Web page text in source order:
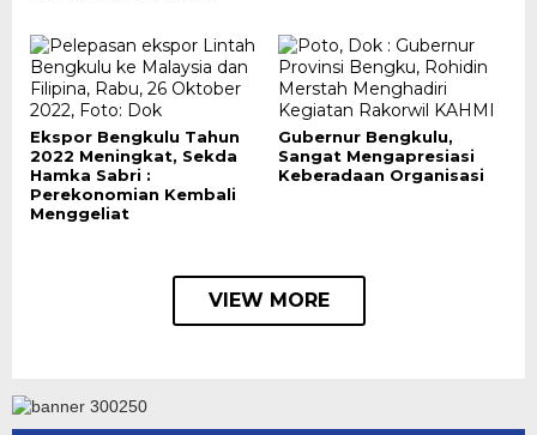
Ekspor Bengkulu Tahun
2022 Meningkat, Sekda
Hamka Sabri :
Perekonomian Kembali
Menggeliat
Gubernur Bengkulu,
Sangat Mengapresiasi
Keberadaan Organisasi
VIEW MORE